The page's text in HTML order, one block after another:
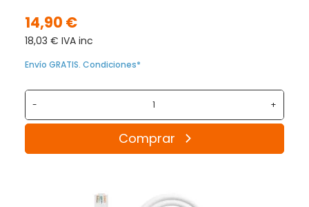
14,90 €
18,03 € IVA inc
Envío GRATIS. Condiciones*
- +
Comprar